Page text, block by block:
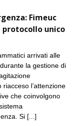
Fimeuc
protocollo unico
arrivati alle
la gestione di
l’attenzione
che coinvolgono
Si [...]